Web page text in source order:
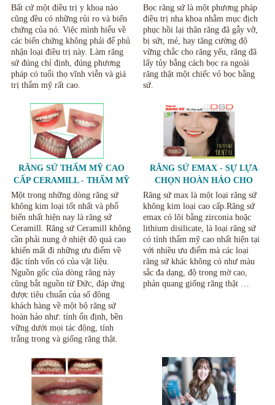
RĂNG VÀ NỨT VỠ RĂNG SỨ
Bất cứ một điều trị y khoa nào
cũng đều có những rủi ro và biến
chứng của nó. Việc mình hiểu về
các biến chứng không phải để phủ
nhận loại điều trị này. Làm răng
sứ đúng chỉ định, đúng phương
pháp có tuổi thọ vĩnh viễn và giá
trị thẩm mỹ rất cao.
KHOA THÙY ANH THÁI
NGUYÊN
Bọc răng sứ là một phương pháp
điều trị nha khoa nhằm mục địch
phục hồi lại thân răng đã gẫy vỡ,
bị sứt, mẻ, hay tăng cường độ
vững chắc cho răng yếu, răng đã
lấy tủy bằng cách bọc ra ngoài
răng thật một chiếc vỏ bọc bằng
sứ.
RĂNG SỨ THẨM MỸ CAO
CẤP CERAMILL - THẨM MỸ
RĂNG TẠI NHA KHOA THÙY
ANH THÁI NGUYÊN
Một trong những dòng răng sứ
không kim loại tốt nhất và phổ
biến nhất hiện nay là răng sứ
Ceramill. Răng sứ Ceramill không
cần phải nung ở nhiệt độ quá cao
khiến mất đi những ưu điểm về
đặc tính vốn có của vật liệu.
Nguồn gốc của dòng răng này
cũng bắt nguồn từ Đức, đáp ứng
được tiêu chuẩn của số đông
khách hàng về một bộ răng sứ
hoàn hảo như: tính ổn định, bền
vững dưới mọi tác động, tính
trắng trong và giống răng thật.
RĂNG SỨ EMAX - SỰ LỰA
CHỌN HOÀN HẢO CHO
THẨM MỸ RĂNG SỨ
Răng sứ max là một loại răng sứ
không kim loại cao cấp.Răng sứ
emax có lõi bằng zirconia hoặc
lithium disilicate, là loại răng sứ
có tính thẩm mỹ cao nhất hiện tại
với nhiều ưu điểm mà các loại
răng sứ khác không có như màu
sắc đa dạng, độ trong mờ cao,
phản quang giống răng thật …